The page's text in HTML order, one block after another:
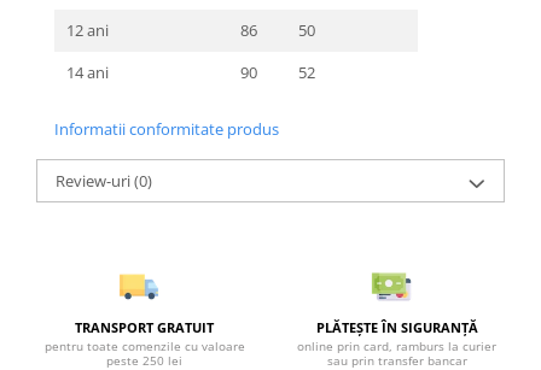
12 ani
86
50
14 ani
90 52
Informatii conformitate produs
Review-uri(0)
TRANSPORT GRATUIT
pentru toate comenzile cu valoare
peste 250 lei
PLĂTEȘTE ÎN SIGURANȚĂ
online prin card, ramburs la curier
sau prin transfer bancar